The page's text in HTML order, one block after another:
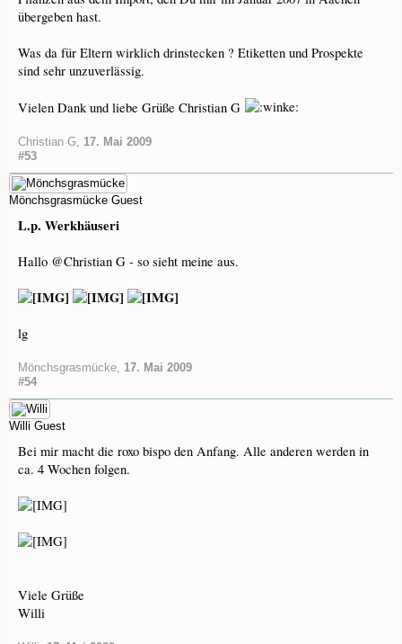
übergeben hast.
Was da für Eltern wirklich drinstecken ? Etiketten und Prospekte
sind sehr unzuverlässig.
Vielen Dank und liebe Grüße Christian G
Christian G, 17. Mai 2009
#53
Mönchsgrasmücke Guest
L.p. Werkhäuseri
Hallo @Christian G - so sieht meine aus.
lg
Mönchsgrasmücke, 17. Mai 2009
#54
Willi Guest
Bei mir macht die roxo bispo den Anfang. Alle anderen werden in
ca. 4 Wochen folgen.
Viele Grüße
Willi